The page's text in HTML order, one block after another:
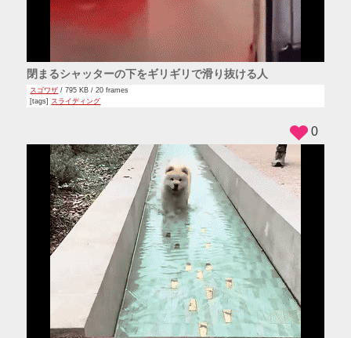
閉まるシャッターの下をギリギリで滑り抜ける人
スゴワザ / 795 KB / 20 frames
[tags] スライディング
0